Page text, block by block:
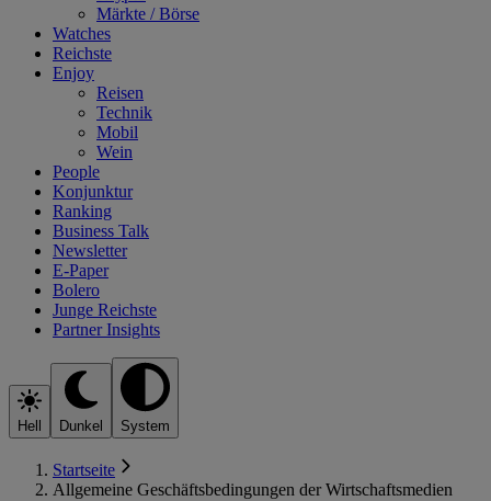
Märkte / Börse
Watches
Reichste
Enjoy
Reisen
Technik
Mobil
Wein
People
Konjunktur
Ranking
Business Talk
Newsletter
E-Paper
Bolero
Junge Reichste
Partner Insights
Hell Dunkel System
Startseite
Allgemeine Geschäftsbedingungen der Wirtschaftsmedien